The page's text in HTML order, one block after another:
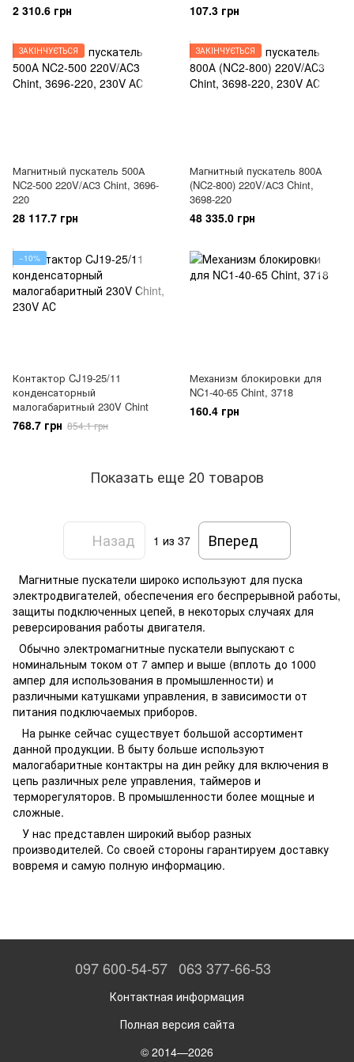
2 310.6 грн 107.3 грн
ЗАКІНЧУЄТЬСЯ
Магнитный пускатель 500А
NC2-500 220V/АС3 Chint, 3696-
220
28 117.7 грн
ЗАКІНЧУЄТЬСЯ
Магнитный пускатель 800А
(NC2-800) 220V/АС3 Chint,
3698-220
48 335.0 грн
−10%
Контактор CJ19-25/11
конденсаторный
малогабаритный 230V Chint
768.7 грн 854.1 грн
Механизм блокировки для
NC1-40-65 Chint, 3718
160.4 грн
Показать еще 20 товаров
Назад 1 из 37 Вперед
Магнитные пускатели широко используют для пуска
электродвигателей, обеспечения его беспрерывной работы,
защиты подключенных цепей, в некоторых случаях для
реверсирования работы двигателя.
Обычно электромагнитные пускатели выпускают с
номинальным током от 7 ампер и выше (вплоть до 1000
ампер для использования в промышленности) и
различными катушками управления, в зависимости от
питания подключаемых приборов.
На рынке сейчас существует большой ассортимент
данной продукции. В быту больше используют
малогабаритные контактры на дин рейку для включения в
цепь различных реле управления, таймеров и
терморегуляторов. В промышленности более мощные и
сложные.
У нас представлен широкий выбор разных
производителей. Со своей стороны гарантируем доставку
вовремя и самую полную информацию.
097 600-54-57 063 377-66-53
Контактная информация
Полная версия сайта
© 2014—2026